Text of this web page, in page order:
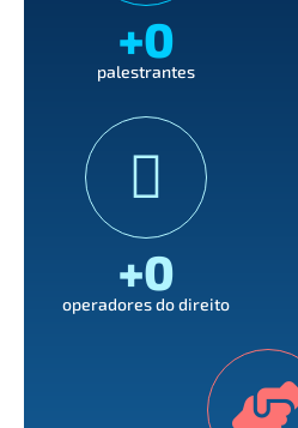
palestrantes
+0
operadores do direito
+0